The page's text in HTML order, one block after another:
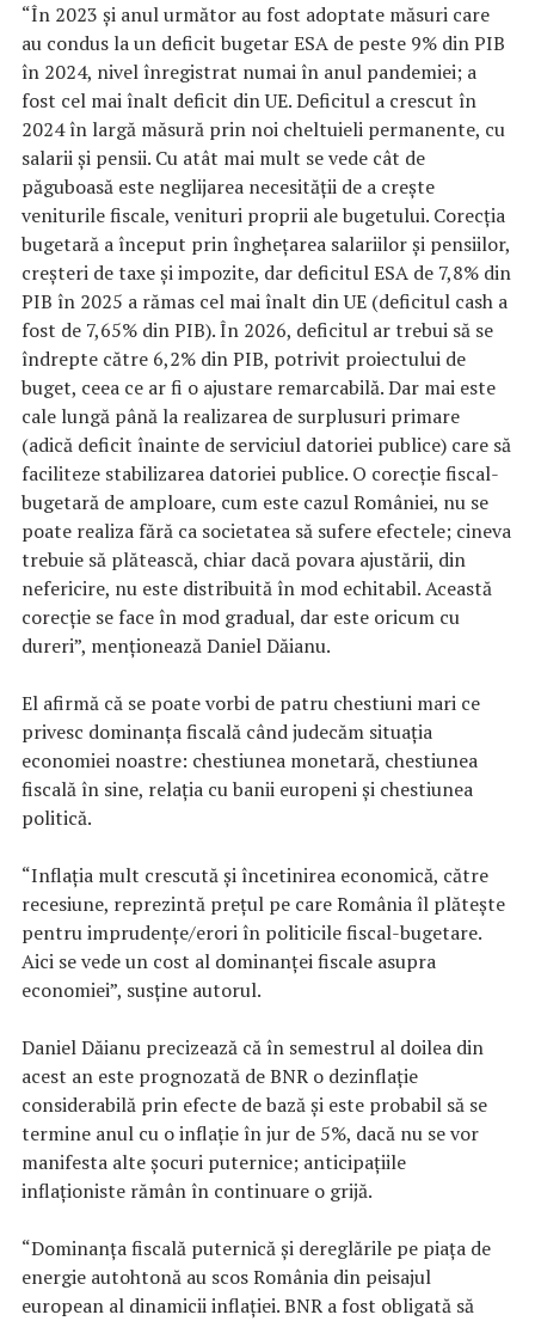
“În 2023 şi anul următor au fost adoptate măsuri care
au condus la un deficit bugetar ESA de peste 9% din PIB
în 2024, nivel înregistrat numai în anul pandemiei; a
fost cel mai înalt deficit din UE. Deficitul a crescut în
2024 în largă măsură prin noi cheltuieli permanente, cu
salarii şi pensii. Cu atât mai mult se vede cât de
păguboasă este neglijarea necesităţii de a creşte
veniturile fiscale, venituri proprii ale bugetului. Corecţia
bugetară a început prin îngheţarea salariilor şi pensiilor,
creşteri de taxe şi impozite, dar deficitul ESA de 7,8% din
PIB în 2025 a rămas cel mai înalt din UE (deficitul cash a
fost de 7,65% din PIB). În 2026, deficitul ar trebui să se
îndrepte către 6,2% din PIB, potrivit proiectului de
buget, ceea ce ar fi o ajustare remarcabilă. Dar mai este
cale lungă până la realizarea de surplusuri primare
(adică deficit înainte de serviciul datoriei publice) care să
faciliteze stabilizarea datoriei publice. O corecţie fiscal-
bugetară de amploare, cum este cazul României, nu se
poate realiza fără ca societatea să sufere efectele; cineva
trebuie să plătească, chiar dacă povara ajustării, din
nefericire, nu este distribuită în mod echitabil. Această
corecţie se face în mod gradual, dar este oricum cu
dureri”, menţionează Daniel Dăianu.
El afirmă că se poate vorbi de patru chestiuni mari ce
privesc dominanţa fiscală când judecăm situaţia
economiei noastre: chestiunea monetară, chestiunea
fiscală în sine, relaţia cu banii europeni şi chestiunea
politică.
“Inflaţia mult crescută şi încetinirea economică, către
recesiune, reprezintă preţul pe care România îl plăteşte
pentru imprudenţe/erori în politicile fiscal-bugetare.
Aici se vede un cost al dominanţei fiscale asupra
economiei”, susţine autorul.
Daniel Dăianu precizează că în semestrul al doilea din
acest an este prognozată de BNR o dezinflaţie
considerabilă prin efecte de bază şi este probabil să se
termine anul cu o inflaţie în jur de 5%, dacă nu se vor
manifesta alte şocuri puternice; anticipaţiile
inflaţioniste rămân în continuare o grijă.
“Dominanţa fiscală puternică şi dereglările pe piaţa de
energie autohtonă au scos România din peisajul
european al dinamicii inflaţiei. BNR a fost obligată să